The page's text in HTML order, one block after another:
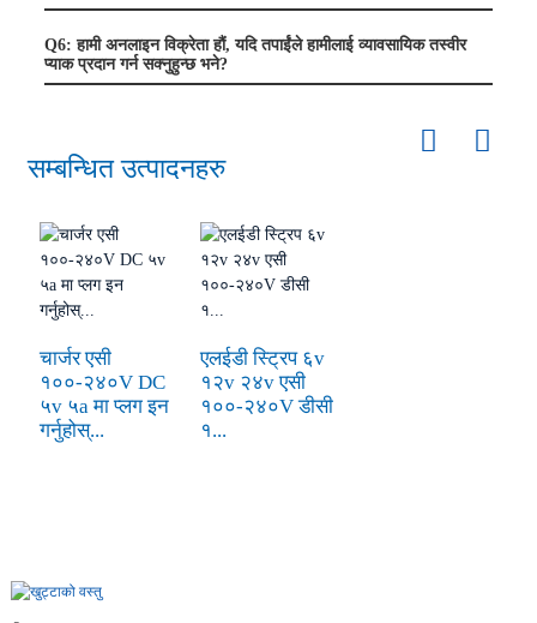
Q6: हामी अनलाइन विक्रेता हौं, यदि तपाईंले हामीलाई व्यावसायिक तस्वीर
प्याक प्रदान गर्न सक्नुहुन्छ भने?
सम्बन्धित उत्पादनहरु
चार्जर एसी
१००-२४०V DC
५v ५a मा प्लग इन
गर्नुहोस्...
एलईडी स्ट्रिप ६v
१२v २४v एसी
१००-२४०V डीसी
१...